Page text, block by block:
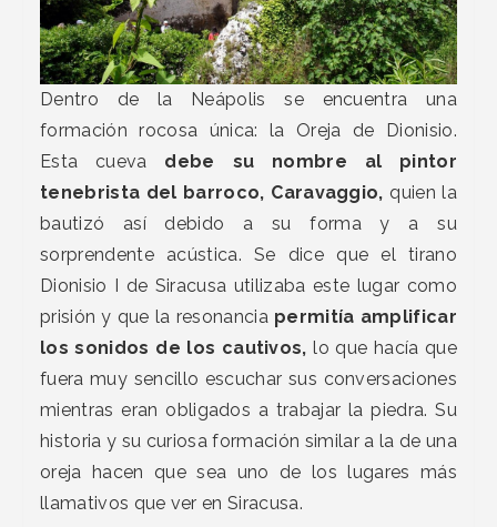
Dentro de la Neápolis se encuentra una
formación rocosa única: la Oreja de Dionisio.
Esta cueva debe su nombre al pintor
tenebrista del barroco, Caravaggio, quien la
bautizó así debido a su forma y a su
sorprendente acústica. Se dice que el tirano
Dionisio I de Siracusa utilizaba este lugar como
prisión y que la resonancia permitía amplificar
los sonidos de los cautivos,lo que hacía que
fuera muy sencillo escuchar sus conversaciones
mientras eran obligados a trabajar la piedra. Su
historia y su curiosa formación similar a la de una
oreja hacen que sea uno de los lugares más
llamativos que ver en Siracusa.